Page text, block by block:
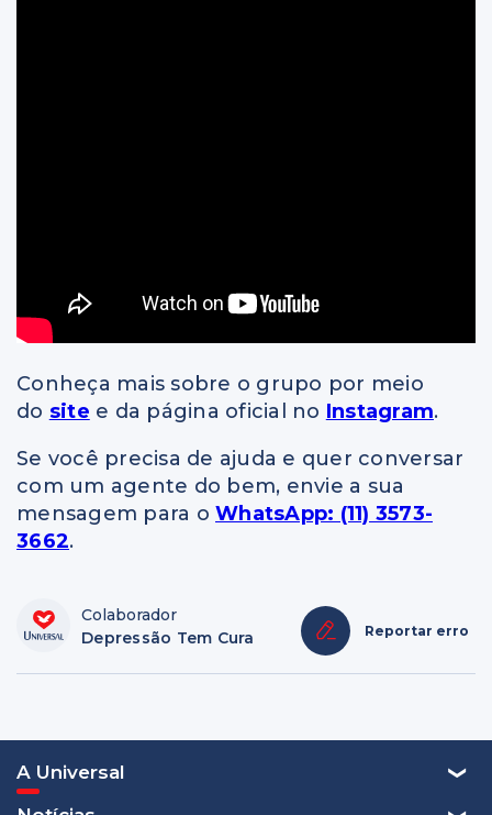
Conheça mais sobre o grupo por meio
do site e da página oficial no Instagram.
Se você precisa de ajuda e quer conversar
com um agente do bem, envie a sua
mensagem para o WhatsApp: (11) 3573-
3662.
Colaborador
Depressão Tem Cura
Reportar erro
A Universal